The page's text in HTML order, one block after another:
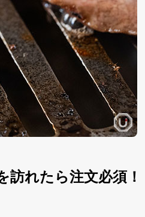
訪れたら注文必須！